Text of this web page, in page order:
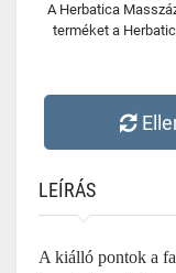
A Herbatica
terméket a
LEÍRÁS
A kiálló pontok a